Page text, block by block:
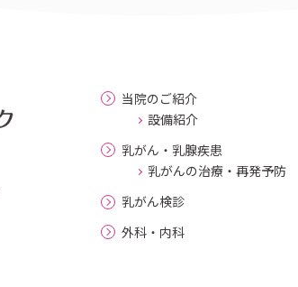
当院のご紹介
設備紹介
乳がん・乳腺疾患
乳がんの治療・再発予防
乳がん検診
外科・内科